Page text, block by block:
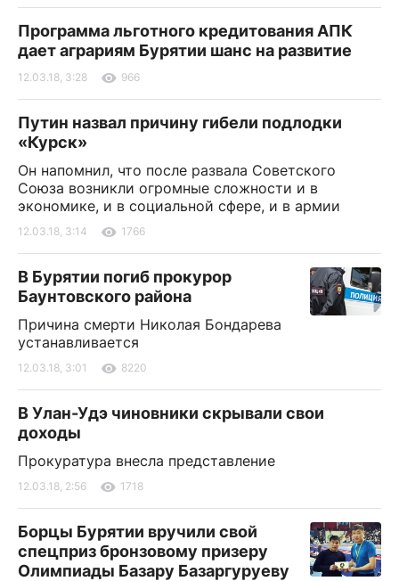
Программа льготного кредитования АПК
дает аграриям Бурятии шанс на развитие
12.03.18, 3:28 966
Путин назвал причину гибели подлодки
«Курск»
Он напомнил, что после развала Советского
Союза возникли огромные сложности и в
экономике, и в социальной сфере, и в армии
12.03.18, 3:14 1766
В Бурятии погиб прокурор
Баунтовского района
Причина смерти Николая Бондарева
устанавливается
12.03.18, 3:01 8220
В Улан-Удэ чиновники скрывали свои
доходы
Прокуратура внесла представление
12.03.18, 2:56 1718
Борцы Бурятии вручили свой
спецприз бронзовому призеру
Олимпиады Базару Базаргуруеву